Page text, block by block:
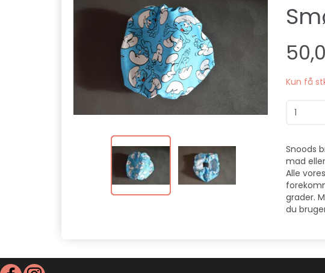
Kun få
Snoods
mad
Alle
grader.
du